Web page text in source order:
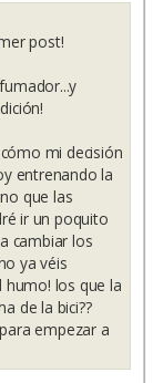
post!
mi decisión
entrenando la
que las
ir un poquito
cambiar los
ya véis
humo! los que la
de la bici??
empezar a